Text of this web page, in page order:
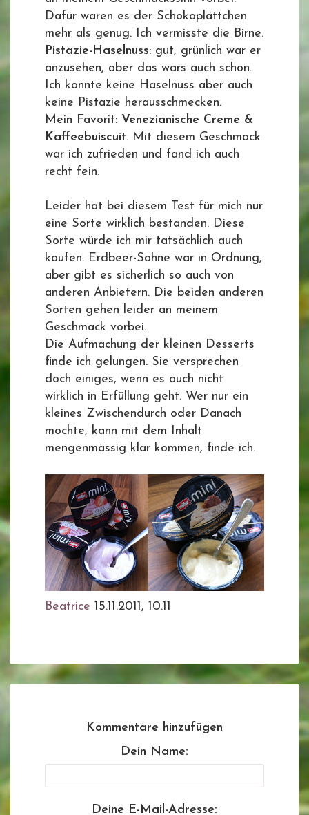
Dafür waren es der Schokoplättchen
mehr als genug. Ich vermisste die Birne.
Pistazie-Haselnuss: gut, grünlich war er
anzusehen, aber das wars auch schon.
Ich konnte keine Haselnuss aber auch
keine Pistazie herausschmecken.
Mein Favorit: Venezianische Creme &
Kaffeebuiscuit. Mit diesem Geschmack
war ich zufrieden und fand ich auch
recht fein.
Leider hat bei diesem Test für mich nur
eine Sorte wirklich bestanden. Diese
Sorte würde ich mir tatsächlich auch
kaufen. Erdbeer-Sahne war in Ordnung,
aber gibt es sicherlich so auch von
anderen Anbietern. Die beiden anderen
Sorten gehen leider an meinem
Geschmack vorbei.
Die Aufmachung der kleinen Desserts
finde ich gelungen. Sie versprechen
doch einiges, wenn es auch nicht
wirklich in Erfüllung geht. Wer nur ein
kleines Zwischendurch oder Danach
möchte, kann mit dem Inhalt
mengenmässig klar kommen, finde ich.
Beatrice 15.11.2011, 10.11
Kommentare hinzufügen
Dein Name:
Deine E-Mail-Adresse: